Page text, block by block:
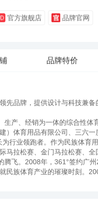
官方旗舰店 品牌官网
品牌特价
先品牌，提供设计与科技兼
产、经销为一体的综合性体
）体育用品有限公司、三六
行业领跑者。作为民族体
马拉松赛、金门马拉松赛、
飞。2008年，361°签约广
族体育产业的璀璨时刻。
借助CCTV5这个对外交流